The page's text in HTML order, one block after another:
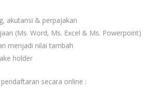
akutansi & perpajakan
(Ms. Word, Ms. Excel & Ms. Powerpoint)
menjadi nilai tambah
holder
secara online :